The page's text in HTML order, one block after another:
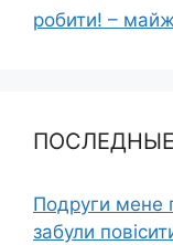
робити! –
Подруги мене
забули